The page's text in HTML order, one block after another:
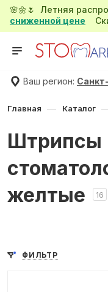
🌸🌼🌷 Летняя
сниженной цене
Ваш регион:
Главная — Каталог
Штрипсы
желтые
16
ФИЛЬТР